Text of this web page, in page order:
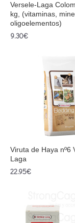
Versele-Laga
kg, (vitaminas,
oligoelementos)
9.30€
Viruta de Haya nº6
Laga
22.95€